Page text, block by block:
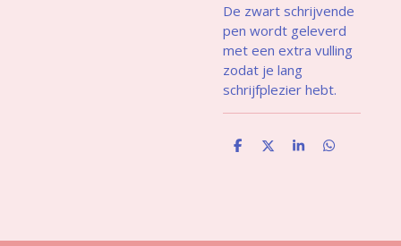
De zwart schrijvende
pen wordt geleverd
met een extra vulling
zodat je lang
schrijfplezier hebt.
D
D
S
D